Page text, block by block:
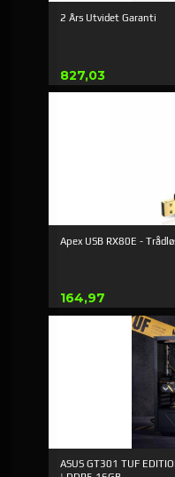
2 Års Utvidet Garanti
Pris
827,03
Apex USB RX80E -
Pris
164,97
ASUS GT301 TUF